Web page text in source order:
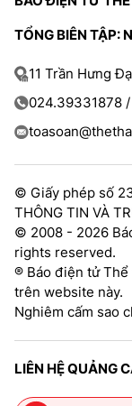
TỔNG BIÊN TẬP:
11 Trần Hưng
024.39331878
© Giấy phép số
THÔNG TIN VÀ
© 2008 - 2026
rights reserved.
® Báo điện tử Thể
trên website này.
Nghiêm cấm sao
LIÊN HỆ QUẢNG